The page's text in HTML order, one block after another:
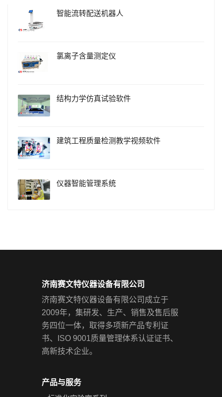
智能流转配送机器人
氯离子含量测定仪
结构力学仿真试验软件
建筑工程质量检测教学视频软件
仪器智能管理系统
济南赛文特仪器设备有限公司
济南赛文特仪器设备有限公司成立于
2009年，集研发、生产、销售及售后服
务四位一体，取得多项新产品专利证
书、ISO 9001质量管理体系认证证书、
高新技术企业。
产品与服务